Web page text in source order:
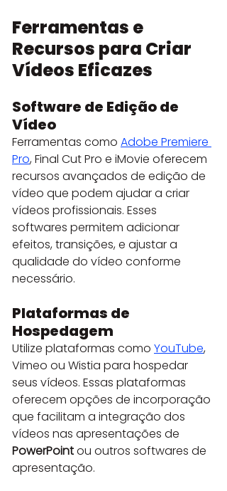
Ferramentas e
Recursos para Criar
Vídeos Eficazes
Software de Edição de
Vídeo
Ferramentas como Adobe Premiere
Pro, Final Cut Pro e iMovie oferecem
recursos avançados de edição de
vídeo que podem ajudar a criar
vídeos profissionais. Esses
softwares permitem adicionar
efeitos, transições, e ajustar a
qualidade do vídeo conforme
necessário.
Plataformas de
Hospedagem
Utilize plataformas como YouTube,
Vimeo ou Wistia para hospedar
seus vídeos. Essas plataformas
oferecem opções de incorporação
que facilitam a integração dos
vídeos nas apresentações de
PowerPoint ou outros softwares de
apresentação.